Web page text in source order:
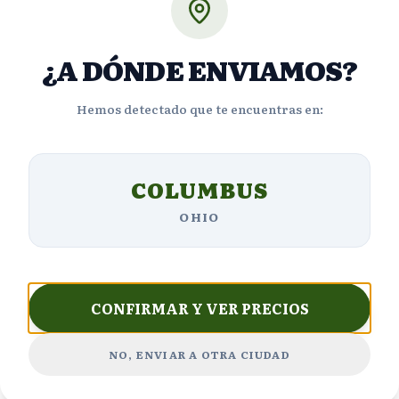
Opiniones de Clientes
4.9
Basado en5531
¿A DÓNDE ENVIAMOS?
Hemos detectado que te encuentras en:
COLUMBUS
OHIO
CONFIRMAR Y VER PRECIOS
NO, ENVIAR A OTRA CIUDAD